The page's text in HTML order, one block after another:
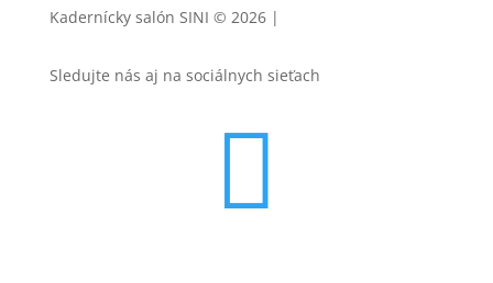
Kadernícky salón SINI © 2026 |
Sledujte nás aj na sociálnych sieťach
